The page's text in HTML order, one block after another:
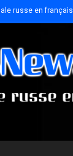
russe en français